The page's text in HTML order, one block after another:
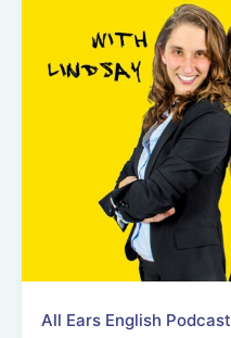
All Ears English Podcast